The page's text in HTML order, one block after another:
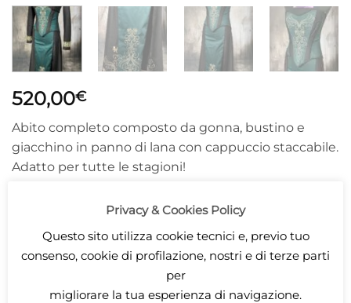
520,00€
Abito completo composto da gonna, bustino e
giacchino in panno di lana con cappuccio staccabile.
Adatto per tutte le stagioni!
ADD TO CART
Privacy & Cookies Policy
Questo sito utilizza cookie tecnici e, previo tuo
consenso, cookie di profilazione, nostri e di terze parti
per
migliorare la tua esperienza di navigazione.